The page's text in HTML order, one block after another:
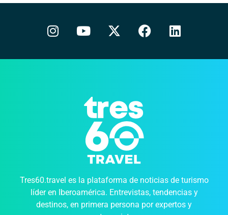
Tres60.travel es la plataforma de noticias de turismo
líder en Iberoamérica. Entrevistas, tendencias y
destinos, en primera persona por expertos y